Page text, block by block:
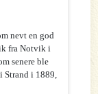
nevt en god
fra Notvik i
senere ble
i 1889,